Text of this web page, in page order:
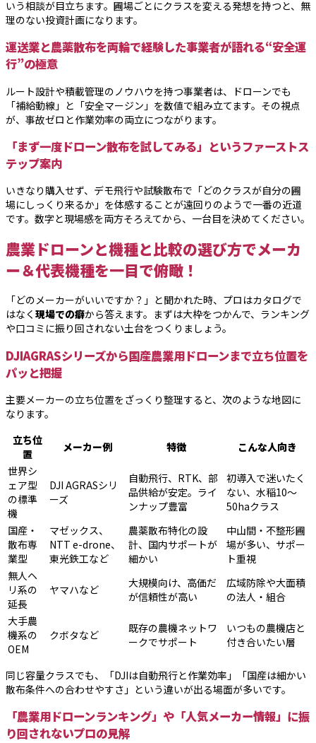
いう相談が目立ちます。圃場ごとにクラスを変える発想を持つと、無
理のない投資計画になります。
運送業と農薬散布を両輪で経験した事業者が語れる“安全運
行”の極意
ルート設計や積載管理のノウハウを持つ事業者は、ドローンでも
「補給動線」と「安全マージン」を数値で組み立てます。その視点
が、事故ゼロと作業効率の両立につながります。
「まず一度ドローン散布を試してみる」というファーストス
テップ案内
いきなり購入せず、デモ飛行や試験散布で「どのクラスが自分の圃
場にしっくり来るか」を体感することが遠回りのようで一番の近道
です。数字と現場感を両方そろえてから、一台目を決めてください。
農業ドローンと機種と比較の選び方でメーカ
ー＆代表機種を一目で俯瞰！
「どのメーカーがいいですか？」と聞かれた時、プロはカタログで
はなく 現場での癖から答えます。まずは大枠をつかんで、ランキング
や口コミに振り回されない土台をつくりましょう。
DJIAGRASシリーズから国産農業用ドローンまで立ち位置を
パッと把握
主要メーカーの立ち位置をざっくり整理すると、次のような地図に
なります。
立ち位
置
メーカー例 特徴
こんな人向き
世界シ
ェア型
の標準
機
DJI AGRASシリ
ーズ
自動飛行、RTK、部
品供給が安定。ライ
ンナップ豊富
初導入で迷いたく
ない、水稲10〜
50haクラス
国産・
散布専
業型
マゼックス、
NTT e-drone、
東光鉄工など
農薬散布特化の設
計、国内サポートが
細かい
中山間・不整形圃
場が多い、サポー
ト重視
無人ヘ
リ系の
延長
ヤマハなど
大規模向け、高価だ
が信頼性が高い
広域防除や大面積
の法人・組合
大手農
機系の
OEM
クボタなど
既存の農機ネットワ
ークでサポート
いつもの農機店と
付き合いたい層
同じ容量クラスでも、「DJIは自動飛行と作業効率」「国産は細かい
散布条件への合わせやすさ」という違いが出る場面が多いです。
「農業用ドローンランキング」や「人気メーカー情報」に振
り回されないプロの見解